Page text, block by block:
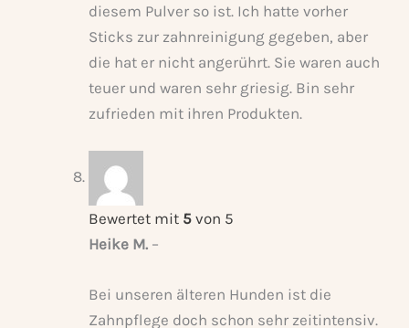
diesem Pulver so ist. Ich hatte vorher
Sticks zur zahnreinigung gegeben, aber
die hat er nicht angerührt. Sie waren auch
teuer und waren sehr griesig. Bin sehr
zufrieden mit ihren Produkten.
Bewertet mit 5 von 5
Heike M. –
Bei unseren älteren Hunden ist die
Zahnpflege doch schon sehr zeitintensiv.